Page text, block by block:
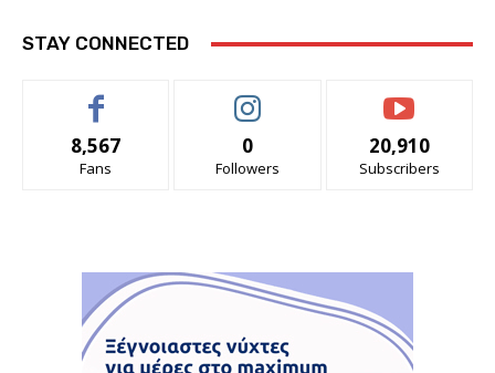
STAY CONNECTED
8,567
Fans
0
Followers
20,910
Subscribers